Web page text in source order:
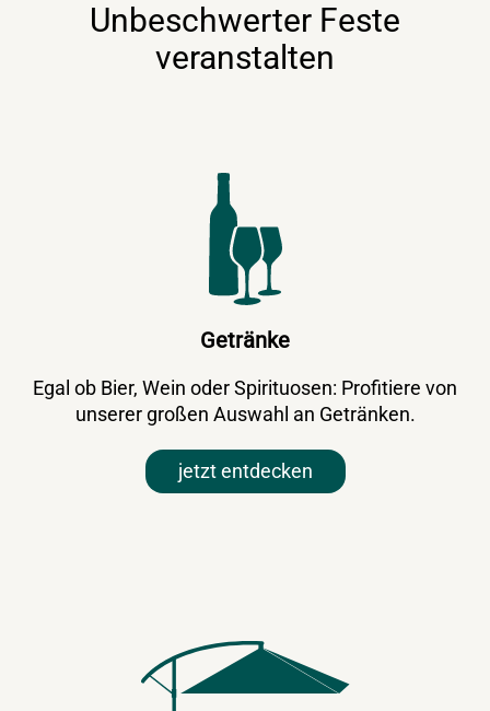
Unbeschwerter Feste
veranstalten
Getränke
Egal ob Bier, Wein oder Spirituosen: Profitiere von
unserer großen Auswahl an Getränken.
jetzt entdecken